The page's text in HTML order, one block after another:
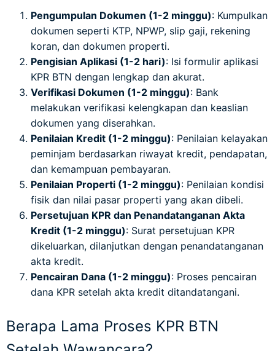
Pengumpulan Dokumen (1-2 minggu): Kumpulkan
dokumen seperti KTP, NPWP, slip gaji, rekening
koran, dan dokumen properti.
Pengisian Aplikasi (1-2 hari): Isi formulir aplikasi
KPR BTN dengan lengkap dan akurat.
Verifikasi Dokumen (1-2 minggu): Bank
melakukan verifikasi kelengkapan dan keaslian
dokumen yang diserahkan.
Penilaian Kredit (1-2 minggu): Penilaian kelayakan
peminjam berdasarkan riwayat kredit, pendapatan,
dan kemampuan pembayaran.
Penilaian Properti (1-2 minggu): Penilaian kondisi
fisik dan nilai pasar properti yang akan dibeli.
Persetujuan KPR dan Penandatanganan Akta
Kredit (1-2 minggu): Surat persetujuan KPR
dikeluarkan, dilanjutkan dengan penandatanganan
akta kredit.
Pencairan Dana (1-2 minggu): Proses pencairan
dana KPR setelah akta kredit ditandatangani.
Berapa Lama Proses KPR BTN